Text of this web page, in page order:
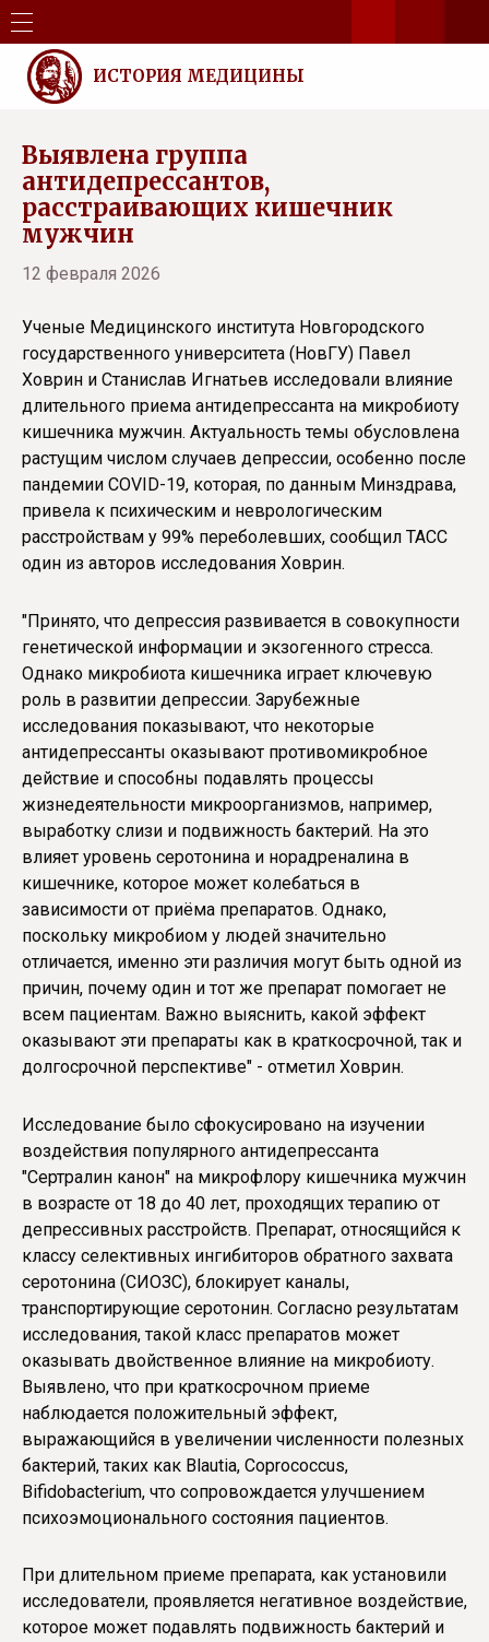
ИСТОРИЯ МЕДИЦИНЫ
Выявлена группа
антидепрессантов,
расстраивающих кишечник
мужчин
12 февраля 2026
Ученые Медицинского института Новгородского
государственного университета (НовГУ) Павел
Ховрин и Станислав Игнатьев исследовали влияние
длительного приема антидепрессанта на микробиоту
кишечника мужчин. Актуальность темы обусловлена
растущим числом случаев депрессии, особенно после
пандемии COVID-19, которая, по данным Минздрава,
привела к психическим и неврологическим
расстройствам у 99% переболевших, сообщил ТАСС
один из авторов исследования Ховрин.
"Принято, что депрессия развивается в совокупности
генетической информации и экзогенного стресса.
Однако микробиота кишечника играет ключевую
роль в развитии депрессии. Зарубежные
исследования показывают, что некоторые
антидепрессанты оказывают противомикробное
действие и способны подавлять процессы
жизнедеятельности микроорганизмов, например,
выработку слизи и подвижность бактерий. На это
влияет уровень серотонина и норадреналина в
кишечнике, которое может колебаться в
зависимости от приёма препаратов. Однако,
поскольку микробиом у людей значительно
отличается, именно эти различия могут быть одной из
причин, почему один и тот же препарат помогает не
всем пациентам. Важно выяснить, какой эффект
оказывают эти препараты как в краткосрочной, так и
долгосрочной перспективе" - отметил Ховрин.
Исследование было сфокусировано на изучении
воздействия популярного антидепрессанта
"Сертралин канон" на микрофлору кишечника мужчин
в возрасте от 18 до 40 лет, проходящих терапию от
депрессивных расстройств. Препарат, относящийся к
классу селективных ингибиторов обратного захвата
серотонина (СИОЗС), блокирует каналы,
транспортирующие серотонин. Согласно результатам
исследования, такой класс препаратов может
оказывать двойственное влияние на микробиоту.
Выявлено, что при краткосрочном приеме
наблюдается положительный эффект,
выражающийся в увеличении численности полезных
бактерий, таких как Blautia, Coprococcus,
Bifidobacterium, что сопровождается улучшением
психоэмоционального состояния пациентов.
При длительном приеме препарата, как установили
исследователи, проявляется негативное воздействие,
которое может подавлять подвижность бактерий и